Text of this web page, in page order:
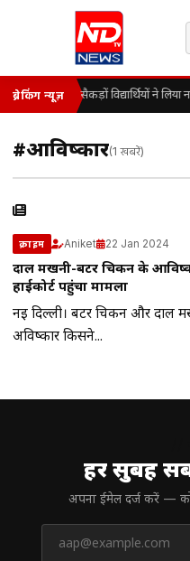
ब्रेकिंग न्यूज़ सैकड़ों विद्यार्थियों ने
#आविष्कार(1 खबरें)
क्राइम Aniket 22 Jan 2024
दाल मखनी-बटर चिकन के
हाईकोर्ट पहुंचा मामला
नई दिल्ली। बटर चिकन और दाल
अविष्कार किसने...
हर सुबह
अपना ईमेल दर्ज करें —